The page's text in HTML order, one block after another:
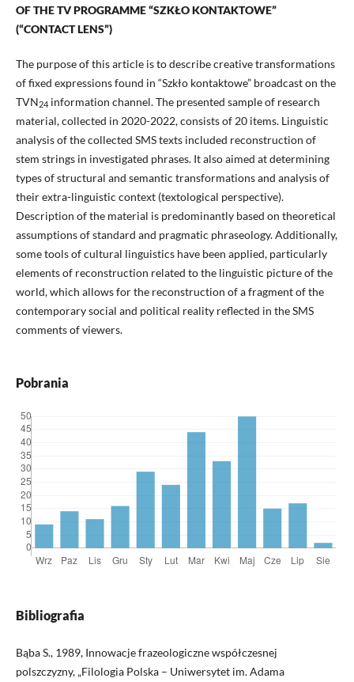
OF THE TV PROGRAMME “SZKŁO KONTAKTOWE”
(“CONTACT LENS”)
The purpose of this article is to describe creative transformations
of fixed expressions found in “Szkło kontaktowe” broadcast on the
TVN24 information channel. The presented sample of research
material, collected in 2020-2022, consists of 20 items. Linguistic
analysis of the collected SMS texts included reconstruction of
stem strings in investigated phrases. It also aimed at determining
types of structural and semantic transformations and analysis of
their extra-linguistic context (textological perspective).
Description of the material is predominantly based on theoretical
assumptions of standard and pragmatic phraseology. Additionally,
some tools of cultural linguistics have been applied, particularly
elements of reconstruction related to the linguistic picture of the
world, which allows for the reconstruction of a fragment of the
contemporary social and political reality reflected in the SMS
comments of viewers.
Pobrania
Bibliografia
Bąba S., 1989, Innowacje frazeologiczne współczesnej
polszczyzny, „Filologia Polska – Uniwersytet im. Adama